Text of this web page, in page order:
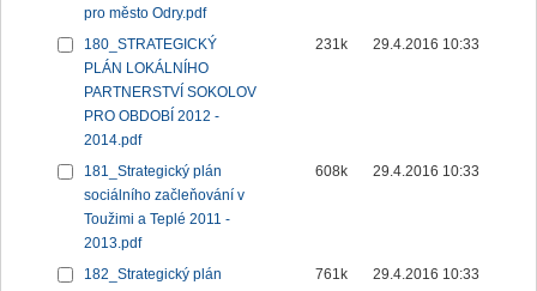
pro město Odry.pdf
180_STRATEGICKÝ
PLÁN LOKÁLNÍHO
PARTNERSTVÍ SOKOLOV
PRO OBDOBÍ 2012 -
2014.pdf
231k 29.4.2016 10:33
181_Strategický plán
sociálního začleňování v
Toužimi a Teplé 2011 -
2013.pdf
608k 29.4.2016 10:33
182_Strategický plán
761k 29.4.2016 10:33